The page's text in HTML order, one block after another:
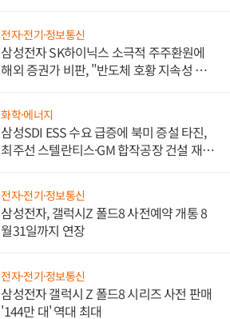
전자·전기·정보통신
삼성전자 SK하이닉스 소극적 주주환원에
해외 증권가 비판, "반도체 호황 지속성 의
화학·에너지
삼성SDI ESS 수요 급증에 북미 증설 타진,
최주선 스텔란티스·GM 합작공장 건설 재추
전자·전기·정보통신
삼성전자, 갤럭시Z 폴드8 사전예약 개통 8
월31일까지 연장
전자·전기·정보통신
삼성전자 갤럭시 Z 폴드8 시리즈 사전 판매
'144만 대' 역대 최대